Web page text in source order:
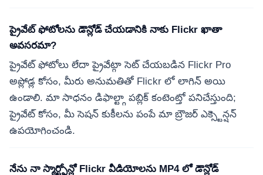
ప్రైవేట్ ఫోటోలను డౌన్లోడ్ చేయడానికి నాకు Flickr ఖాతా
అవసరమా?
ప్రైవేట్ ఫోటోలు లేదా ప్రైవేట్గా సెట్ చేయబడిన Flickr Pro
అప్లోడ్ల కోసం, మీరు అనుమతితో Flickr లో లాగిన్ అయి
ఉండాలి. మా సాధనం డిఫాల్ట్గా పబ్లిక్ కంటెంట్తో పనిచేస్తుంది;
ప్రైవేట్ కోసం, మీ సెషన్ కుకీలను పంపే మా బ్రౌజర్ ఎక్స్టెన్షన్
ఉపయోగించండి.
నేను నా స్మార్ట్ఫోన్లో Flickr వీడియోలను MP4 లో డౌన్లోడ్